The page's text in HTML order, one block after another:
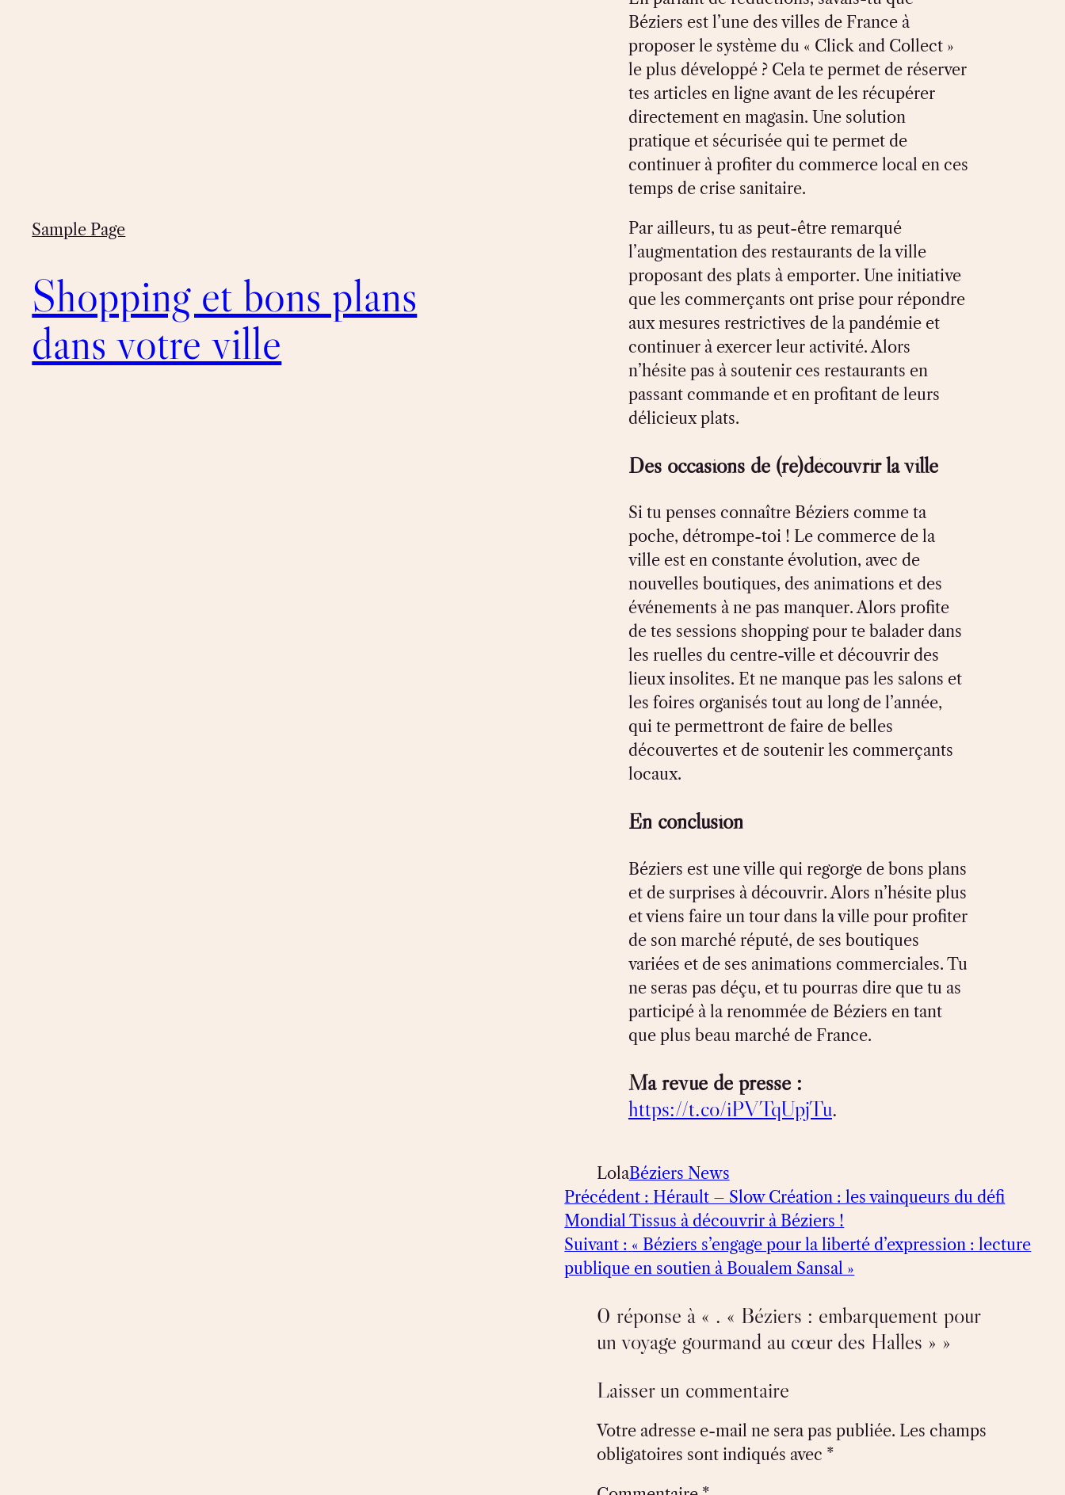
Sample Page
Shopping et bons plans
dans votre ville
Béziers est l’une des villes de France à
proposer le système du « Click and Collect »
le plus développé ? Cela te permet de réserver
tes articles en ligne avant de les récupérer
directement en magasin. Une solution
pratique et sécurisée qui te permet de
continuer à profiter du commerce local en ces
temps de crise sanitaire.
Par ailleurs, tu as peut-être remarqué
l’augmentation des restaurants de la ville
proposant des plats à emporter. Une initiative
que les commerçants ont prise pour répondre
aux mesures restrictives de la pandémie et
continuer à exercer leur activité. Alors
n’hésite pas à soutenir ces restaurants en
passant commande et en profitant de leurs
délicieux plats.
Des occasions de (re)découvrir la ville
Si tu penses connaître Béziers comme ta
poche, détrompe-toi ! Le commerce de la
ville est en constante évolution, avec de
nouvelles boutiques, des animations et des
événements à ne pas manquer. Alors profite
de tes sessions shopping pour te balader dans
les ruelles du centre-ville et découvrir des
lieux insolites. Et ne manque pas les salons et
les foires organisés tout au long de l’année,
qui te permettront de faire de belles
découvertes et de soutenir les commerçants
locaux.
En conclusion
Béziers est une ville qui regorge de bons plans
et de surprises à découvrir. Alors n’hésite plus
et viens faire un tour dans la ville pour profiter
de son marché réputé, de ses boutiques
variées et de ses animations commerciales. Tu
ne seras pas déçu, et tu pourras dire que tu as
participé à la renommée de Béziers en tant
que plus beau marché de France.
Ma revue de presse :
https://t.co/iPVTqUpjTu.
LolaBéziers News
Précédent : Hérault – Slow Création : les vainqueurs du défi
Mondial Tissus à découvrir à Béziers !
Suivant : « Béziers s’engage pour la liberté d’expression : lecture
publique en soutien à Boualem Sansal »
0 réponse à « . « Béziers : embarquement pour
un voyage gourmand au cœur des Halles » »
Laisser un commentaire
Votre adresse e-mail ne sera pas publiée. Les champs
obligatoires sont indiqués avec *